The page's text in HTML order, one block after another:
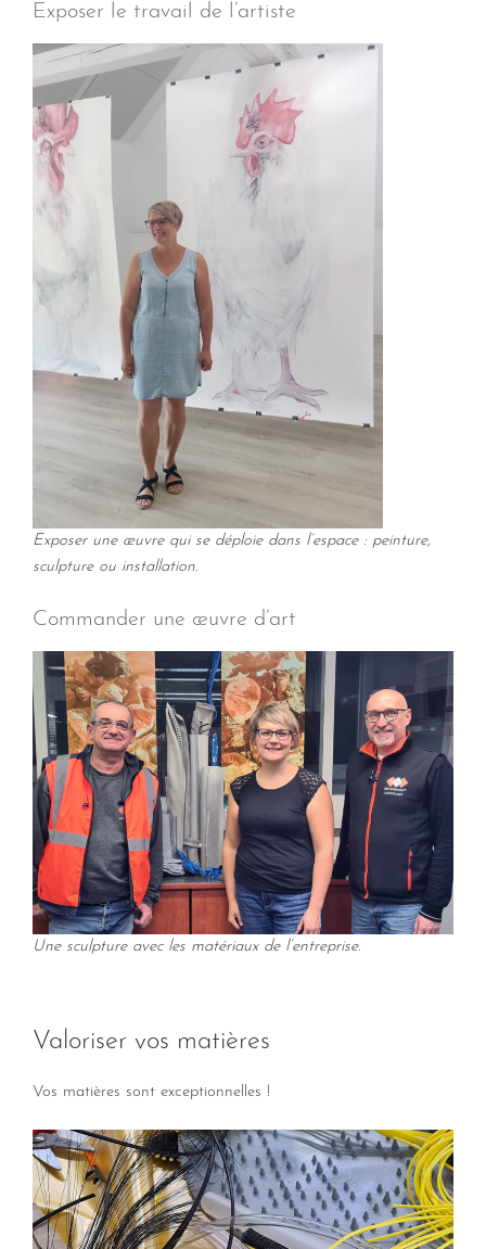
Exposer le travail de l’artiste
Exposer une œuvre qui se déploie dans l’espace : peinture,
sculpture ou installation.
Commander une œuvre d’art
Une sculpture avec les matériaux de l’entreprise.
Valoriser vos matières
Vos matières sont exceptionnelles !